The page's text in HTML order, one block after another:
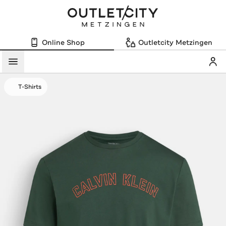
Online Shop Outletcity Metzingen
Menü
T-Shirts